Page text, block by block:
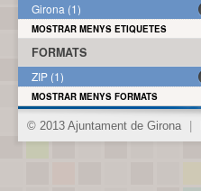
Girona (1)
MOSTRAR MENYS ETIQUETES
FORMATS
ZIP (1)
MOSTRAR MENYS FORMATS
© 2013 Ajuntament de Girona